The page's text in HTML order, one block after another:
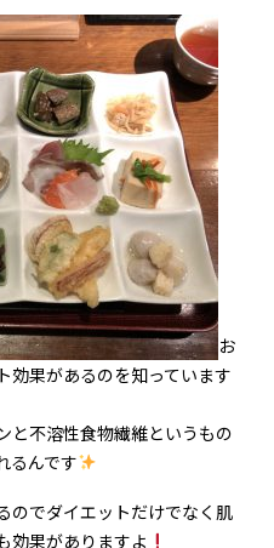
お
効果があるのを知っています
と不溶性食物繊維というもの
るんです
のでダイエットだけでなく肌
効果がありますよ